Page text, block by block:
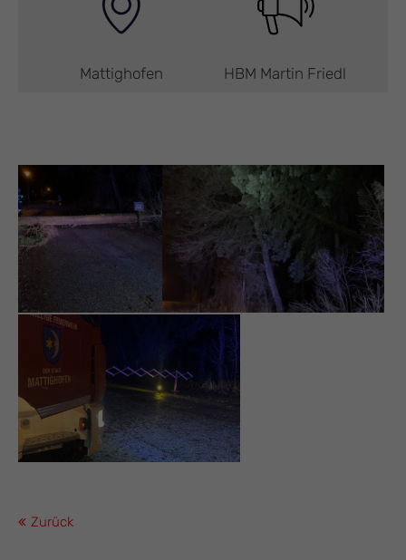
Mattighofen HBM Martin Friedl
Zurück